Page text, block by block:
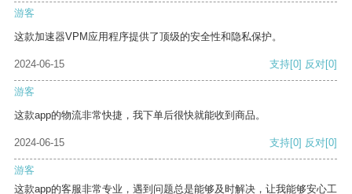
游客
这款加速器VPM应用程序提供了顶级的安全性和隐私保护。
2024-06-15 支持[0] 反对[0]
游客
这款app的物流非常快捷，我下单后很快就能收到商品。
2024-06-15 支持[0] 反对[0]
游客
这款app的客服非常专业，遇到问题总是能够及时解决，让我能够安心工